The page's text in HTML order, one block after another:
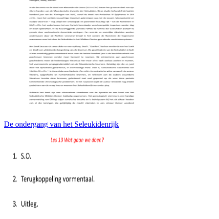
De ondergang van het Seleukidenrijk